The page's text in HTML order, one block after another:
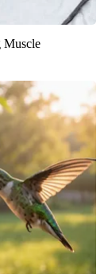
Muscle